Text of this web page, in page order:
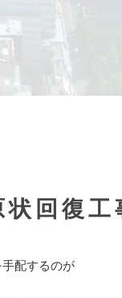
状回復
配するのが